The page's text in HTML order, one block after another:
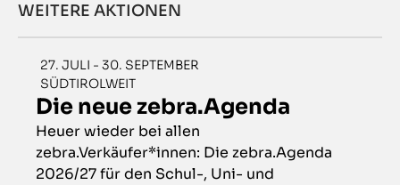
WEITERE AKTIONEN
27. JULI - 30. SEPTEMBER
SÜDTIROLWEIT
Die neue zebra.Agenda
Heuer wieder bei allen
zebra.Verkäufer*innen: Die zebra.Agenda
2026/27 für den Schul-, Uni- und